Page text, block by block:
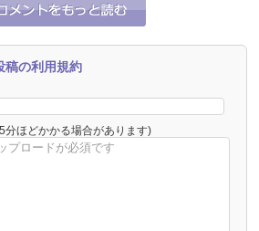
稿の利用規約
分ほどかかる場合があります)